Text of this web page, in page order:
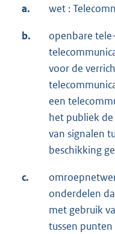
a. wet :
b.
openbare
voor de
een
het publiek
van signalen
beschikking
c.
onderdelen
met gebruik
tussen punten